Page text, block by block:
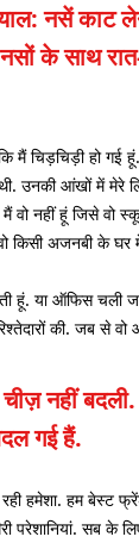
नसें काट
के साथ
मैं चिड़चिड़ी हो गई
उनकी आंखों में मेरे
मैं वो नहीं हूं जिसे वो
किसी अजनबी के घर
हूं. या ऑफिस चली
की. जब से
नहीं
गई हैं.
रही हमेशा. हम बेस्ट
परेशानियां. सब के